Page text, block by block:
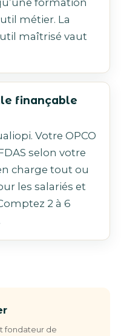
formation
métier. La
maîtrisé vaut
finançable
Votre OPCO
selon votre
charge tout ou
les salariés et
2 à 6
fondateur de